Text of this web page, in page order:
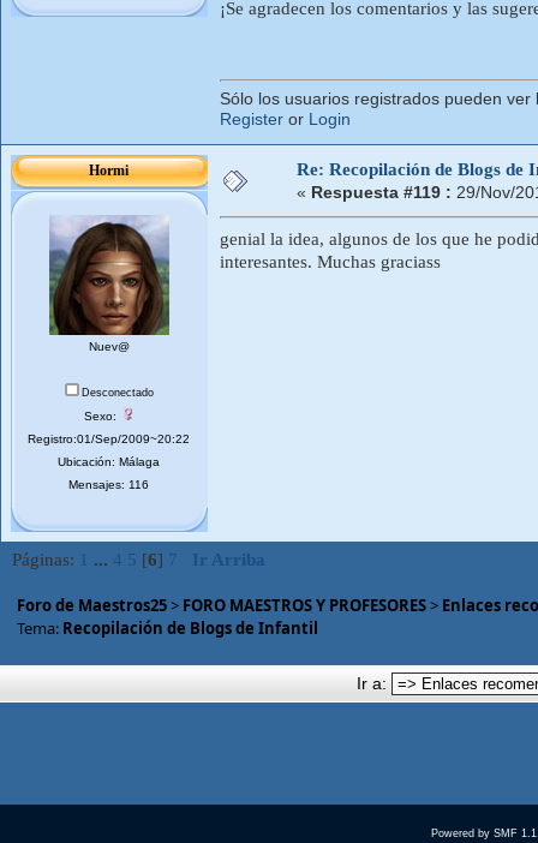
¡Se agradecen los comentarios y las
Sólo los usuarios registrados pueden ver
Register or Login
Hormi
Nuev@
Desconectado
Sexo:
Registro:01/Sep/2009~20:22
Ubicación: Málaga
Mensajes: 116
Re: Recopilación de Blogs de
« Respuesta #119 : 29/Nov/
genial la idea, algunos de los que he
interesantes. Muchas graciass
Páginas: ... 4 5 [6] 7 Ir Arriba
Foro de Maestros25> FORO MAESTROS Y PROFESORES> Enlaces
Tema: Recopilación de Blogs de Infantil
Ir a:
Powered by SMF